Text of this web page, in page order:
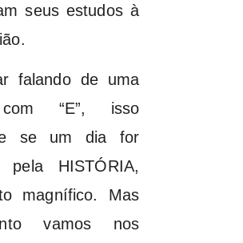
seus estudos à
falando de uma
com “E”, isso
se um dia for
pela HISTÓRIA,
magnífico. Mas
vamos nos